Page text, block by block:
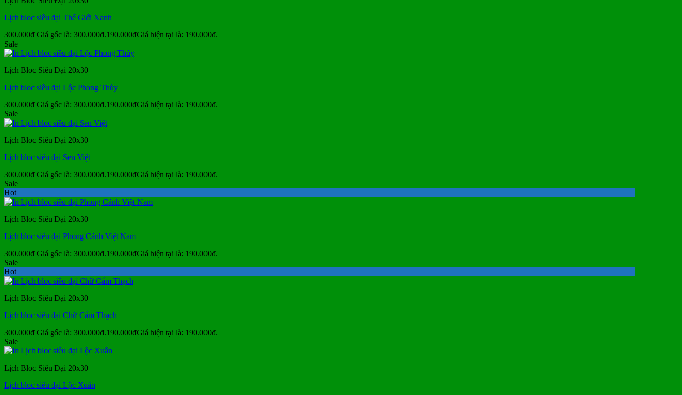
Lịch bloc siêu đại Thế Giới Xanh
300.000₫ Giá gốc là: 300.000₫.190.000₫Giá hiện tại là: 190.000₫.
Sale
Lịch Bloc Siêu Đại 20x30
Lịch bloc siêu đại Lộc Phong Thủy
300.000₫ Giá gốc là: 300.000₫.190.000₫Giá hiện tại là: 190.000₫.
Sale
Lịch Bloc Siêu Đại 20x30
Lịch bloc siêu đại Sen Việt
300.000₫ Giá gốc là: 300.000₫.190.000₫Giá hiện tại là: 190.000₫.
Sale
Hot
Lịch Bloc Siêu Đại 20x30
Lịch bloc siêu đại Phong Cảnh Việt Nam
300.000₫ Giá gốc là: 300.000₫.190.000₫Giá hiện tại là: 190.000₫.
Sale
Hot
Lịch Bloc Siêu Đại 20x30
Lịch bloc siêu đại Chữ Cẩm Thạch
300.000₫ Giá gốc là: 300.000₫.190.000₫Giá hiện tại là: 190.000₫.
Sale
Lịch Bloc Siêu Đại 20x30
Lịch bloc siêu đại Lộc Xuân